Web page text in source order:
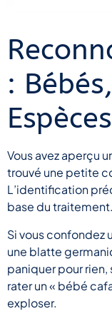
:
Vous avez aperçu
trouvé une petite
L’identification
base du traitement.
Si vous confondez
une blatte
paniquer pour rien,
rater un « bébé
exploser.